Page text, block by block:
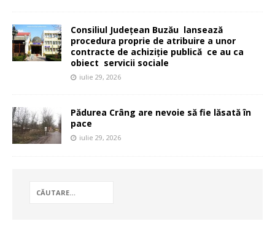
Consiliul Județean Buzău lansează
procedura proprie de atribuire a unor
contracte de achiziție publică ce au ca
obiect servicii sociale
iulie 29, 2026
Pădurea Crâng are nevoie să fie lăsată în
pace
iulie 29, 2026